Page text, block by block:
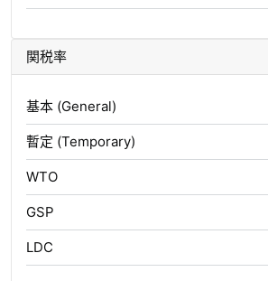
関税率
基本 (General)
暫定 (Temporary)
WTO
GSP
LDC